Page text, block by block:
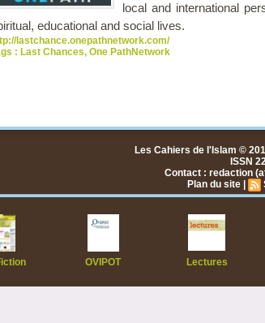
local and international
educational and social lives.
lastchance.onepathnetwork.com/
: Last Chances, One PathNetwork
Les Cahiers de l'Islam ©
ISSN
Contact : redaction
Plan du site
OVIPOT Lectures